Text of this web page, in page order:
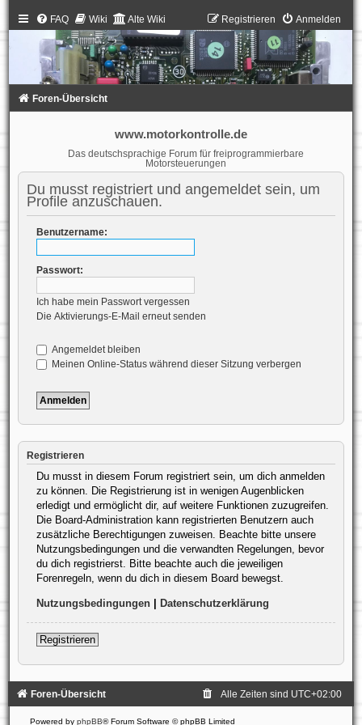
FAQ Wiki Alte Wiki Anmelden
Registrieren
Foren-Übersicht
www.motorkontrolle.de
Das deutschsprachige Forum für freiprogrammierbare
Motorsteuerungen
Du musst registriert und angemeldet sein, um
Profile anzuschauen.
Benutzername:
Passwort:
Ich habe mein Passwort vergessen
Die Aktivierungs-E-Mail erneut senden
Angemeldet bleiben
Meinen Online-Status während dieser Sitzung verbergen
Registrieren
Du musst in diesem Forum registriert sein, um dich anmelden
zu können. Die Registrierung ist in wenigen Augenblicken
erledigt und ermöglicht dir, auf weitere Funktionen zuzugreifen.
Die Board-Administration kann registrierten Benutzern auch
zusätzliche Berechtigungen zuweisen. Beachte bitte unsere
Nutzungsbedingungen und die verwandten Regelungen, bevor
du dich registrierst. Bitte beachte auch die jeweiligen
Forenregeln, wenn du dich in diesem Board bewegst.
Nutzungsbedingungen| Datenschutzerklärung
Registrieren
Foren-Übersicht Alle Zeiten sind UTC+02:00
Powered by phpBB® Forum Software © phpBB Limited